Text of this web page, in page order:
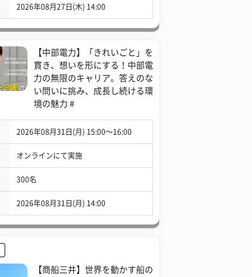
2026年08月27日(木) 14:00
【中部電力】「きれいごと」を
貫き、想いを形にする！中部電
力の無限のキャリア。答えのな
い問いに挑み、成長し続ける環
境の魅力 #
2026年08月31日(月) 15:00〜16:00
オンラインにて実施
300名
2026年08月31日(月) 14:00
【商船三井】世界を動かす船の